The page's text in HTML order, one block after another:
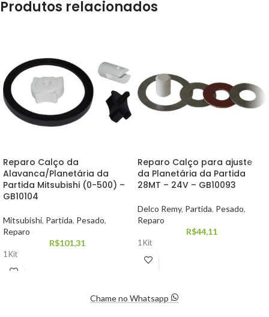
Produtos relacionados
Reparo Calço da
Alavanca/Planetária da
Partida Mitsubishi (0-500) –
GB10104
Mitsubishi, Partida, Pesado,
Reparo
R$101,31
1 Kit
Reparo Calço para ajuste
da Planetária da Partida
28MT – 24V – GB10093
Delco Remy, Partida, Pesado,
Reparo
R$44,11
1 Kit
Chame no Whatsapp